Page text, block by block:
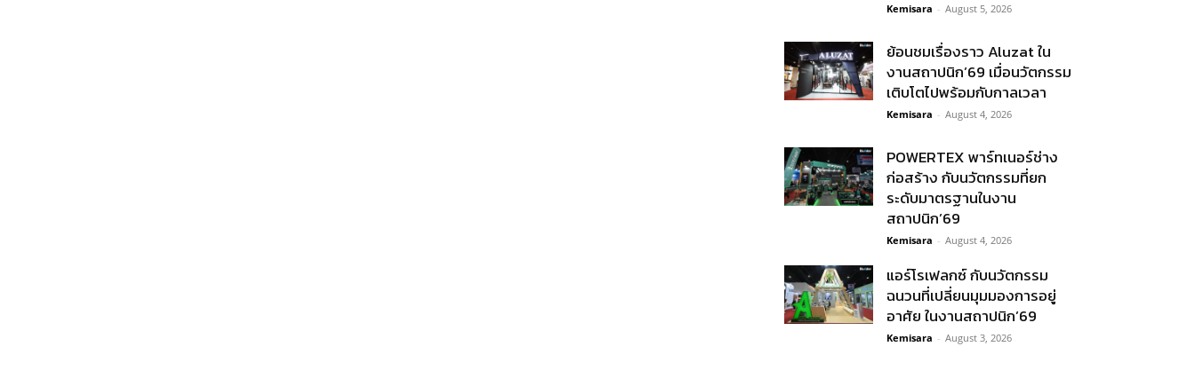
Kemisara - August 5, 2026
ย้อนชมเรื่องราว Aluzat ใน
งานสถาปนิก’69 เมื่อนวัตกรรม
เติบโตไปพร้อมกับกาลเวลา
Kemisara - August 4, 2026
POWERTEX พาร์ทเนอร์ช่าง
ก่อสร้าง กับนวัตกรรมที่ยก
ระดับมาตรฐานในงาน
สถาปนิก’69
Kemisara - August 4, 2026
แอร์โรเฟลกซ์ กับนวัตกรรม
ฉนวนที่เปลี่ยนมุมมองการอยู่
อาศัย ในงานสถาปนิก’69
Kemisara - August 3, 2026